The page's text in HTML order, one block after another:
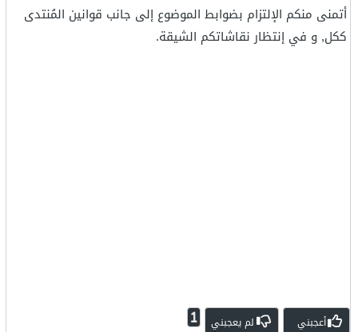
أتمنى منكم الإلتزام بضوابط الموضوع إلى جانب قوانين المُنتدى
ككل, و في إنتظار نقاشاتكم الشيقة.
أعجبني لم يعجبني 1